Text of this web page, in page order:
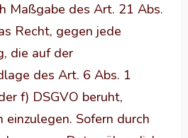
Maßgabe des Art. 21 Abs.
Recht, gegen jede
die auf der
des Art. 6 Abs. 1
f) DSGVO beruht,
einzulegen. Sofern durch